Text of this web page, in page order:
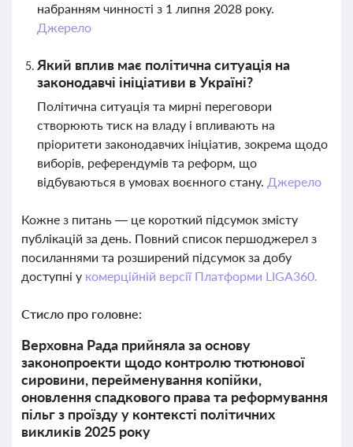
набранням чинності з 1 липня 2028 року.
Джерело
Який вплив має політична ситуація на
законодавчі ініціативи в Україні?
Політична ситуація та мирні переговори
створюють тиск на владу і впливають на
пріоритети законодавчих ініціатив, зокрема щодо
виборів, референдумів та реформ, що
відбуваються в умовах воєнного стану. Джерело
Кожне з питань — це короткий підсумок змісту
публікацій за день. Повний список першоджерел з
посиланнями та розширений підсумок за добу
доступні у комерційній версії Платформи LIGA360.
Стисло про головне:
Верховна Рада прийняла за основу
законопроекти щодо контролю тютюнової
сировини, перейменування копійки,
оновлення спадкового права та реформування
пільг з проїзду у контексті політичних
викликів 2025 року